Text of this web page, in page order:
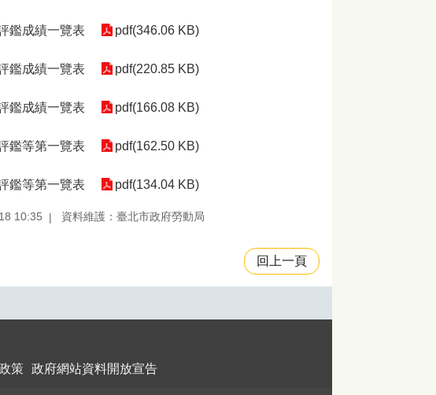
鑑成績一覽表 pdf(346.06 KB)
鑑成績一覽表 pdf(220.85 KB)
鑑成績一覽表 pdf(166.08 KB)
鑑等第一覽表 pdf(162.50 KB)
鑑等第一覽表 pdf(134.04 KB)
10:35 資料維護：臺北市政府勞動局
回上一頁
策 政府網站資料開放宣告